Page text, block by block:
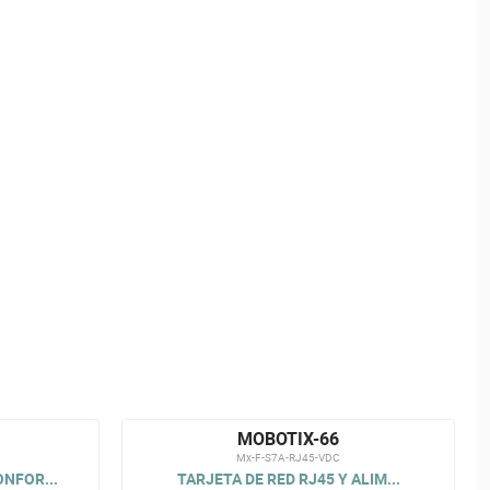
MOBOTIX-66
Mx-F-S7A-RJ45-VDC
TARJETA DE RED RJ45 Y ALIM...